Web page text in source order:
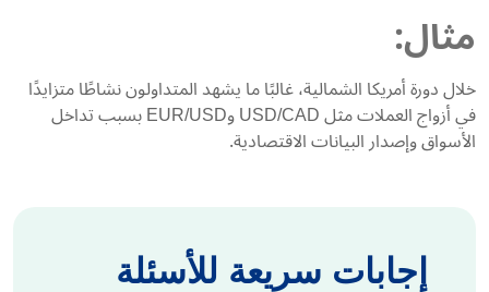
مثال:
خلال دورة أمريكا الشمالية، غالبًا ما يشهد المتداولون نشاطًا متزايدًا
في أزواج العملات مثل USD/CAD وEUR/USD بسبب تداخل
الأسواق وإصدار البيانات الاقتصادية.
إجابات سريعة للأسئلة